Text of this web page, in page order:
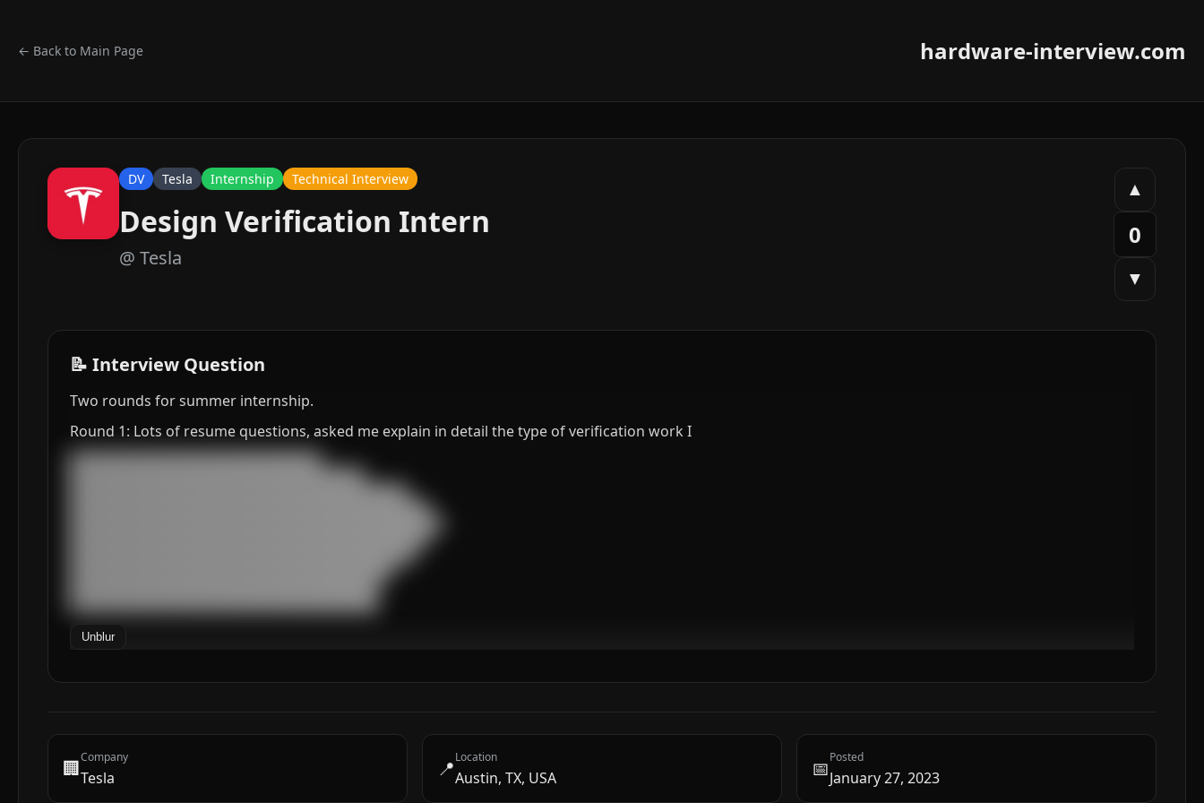
← Back to Main Page hardware-interview.com
DV Tesla Internship Technical Interview
Design Verification Intern
@ Tesla
▲
0
▼
📝 Interview Question
Two rounds for summer internship.
Round 1: Lots of resume questions, asked me explain in detail the type of verification work I
███████████████████████████████████
█████████████████████████████████████████
███████████████████████████████████████████████
██████████████████████████████████████████████████
██████████████████████████████████████████████████
████████████████████████████████████████████████
█████████████████████████████████████████████
███████████████████████████████████████████
Unblur
🏢Company
Tesla 📍Location
Austin, TX, USA 📅Posted
January 27, 2023